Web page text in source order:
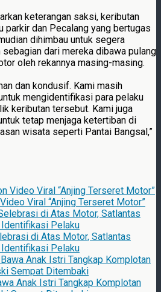
keterangan saksi, keributan
parkir dan Pecalang yang bertugas
dihimbau untuk segera
dari mereka dibawa pulang
oleh rekannya masing-masing.
dan kondusif. Kami masih
mengidentifikasi para pelaku
keributan tersebut. Kami juga
tetap menjaga ketertiban di
wisata seperti Pantai Bangsal,”
Viral “Anjing Terseret Motor”
di Atas Motor, Satlantas
Pelaku
Anak Istri Tangkap Komplotan